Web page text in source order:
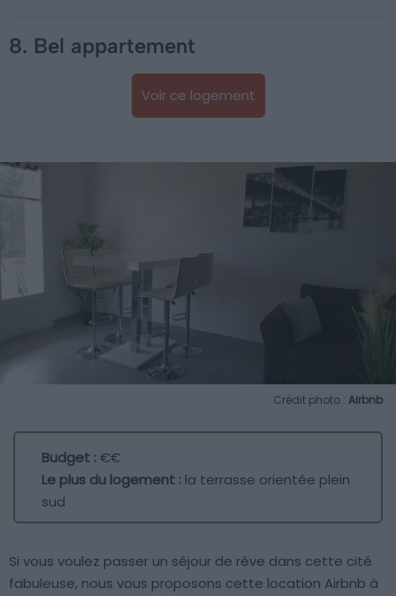
8. Bel appartement
Voir ce logement
Crédit photo : Airbnb
Budget :€€
Le plus du logement : la terrasse orientée plein
sud
Si vous voulez passer un séjour de rêve dans cette cité
fabuleuse, nous vous proposons cette location Airbnb à